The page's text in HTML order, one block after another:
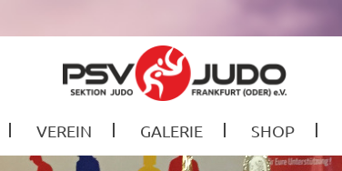
VEREIN GALERIE SHOP